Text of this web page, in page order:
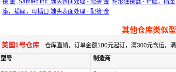
接 金 Samtec Inc. 触头表面处理 - 配接 金 矩形连接器 - 针座，插
座，插座，母插口 触头表面处理 - 配接 金
其他仓库类似
美国1号仓库 仓库直销，订单金额100元起订，满300元含运，
型号
制造商